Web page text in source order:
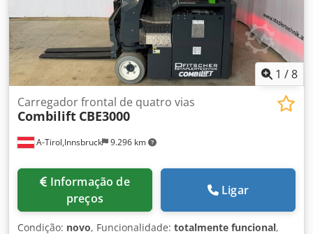
1 /8
A-Tirol,Innsbruck 9.296 km
Carregador frontal de quatro vias
Combilift CBE3000
preços
Ligar
Condição: novo, Funcionalidade: totalmente funcional,